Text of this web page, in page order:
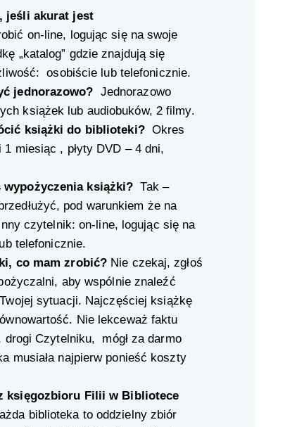
jeśli akurat jest
on-line, logując się na swoje
„katalog” gdzie znajdują się
osobiście lub telefonicznie.
jednorazowo? Jednorazowo
książek lub audiobuków, 2 filmy.
książki do biblioteki?Okres
miesiąc , płyty DVD – 4 dni,
wypożyczenia książki? Tak –
pod warunkiem że na
czytelnik: on-line, logując się na
telefonicznie.
co mam zrobić? Nie czekaj, zgłoś
aby wspólnie znaleźć
sytuacji. Najczęściej książkę
Nie lekceważ faktu
Czytelniku, mógł za darmo
musiała najpierw ponieść koszty
księgozbioru Filii w Bibliotece
biblioteka to oddzielny zbiór